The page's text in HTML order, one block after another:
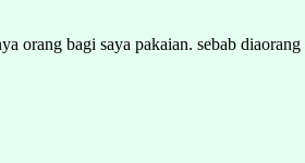
bagi saya pakaian. sebab